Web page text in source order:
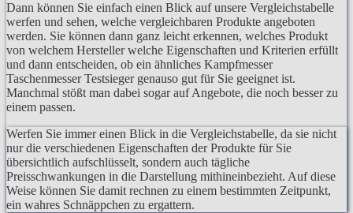
Dann können Sie einfach einen Blick auf unsere Vergleichstabelle
werfen und sehen, welche vergleichbaren Produkte angeboten
werden. Sie können dann ganz leicht erkennen, welches Produkt
von welchem Hersteller welche Eigenschaften und Kriterien erfüllt
und dann entscheiden, ob ein ähnliches Kampfmesser
Taschenmesser Testsieger genauso gut für Sie geeignet ist.
Manchmal stößt man dabei sogar auf Angebote, die noch besser zu
einem passen.
Werfen Sie immer einen Blick in die Vergleichstabelle, da sie nicht
nur die verschiedenen Eigenschaften der Produkte für Sie
übersichtlich aufschlüsselt, sondern auch tägliche
Preisschwankungen in die Darstellung mithineinbezieht. Auf diese
Weise können Sie damit rechnen zu einem bestimmten Zeitpunkt,
ein wahres Schnäppchen zu ergattern.